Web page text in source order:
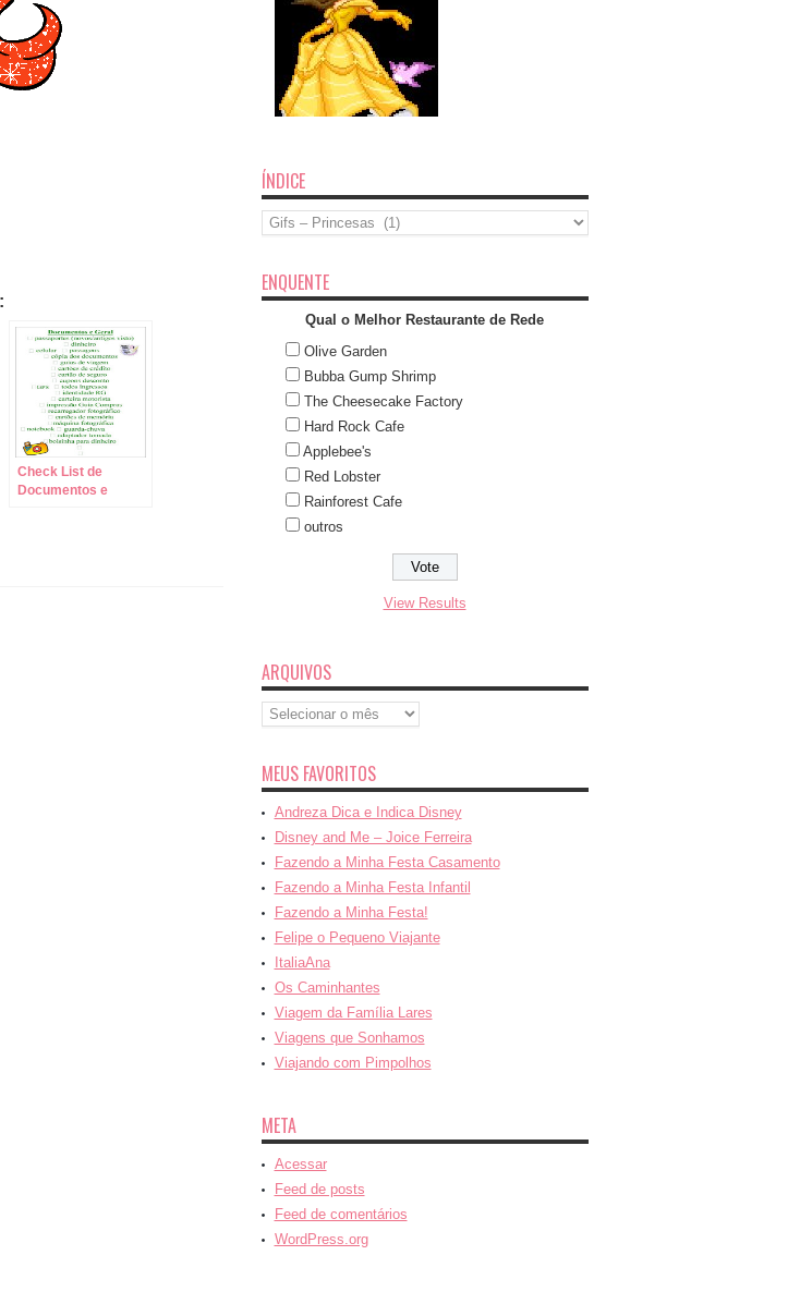
Check List de
Documentos e
ÍNDICE
Índice
ENQUENTE
Qual o Melhor Restaurante de Rede
Olive Garden
Bubba Gump Shrimp
The Cheesecake Factory
Hard Rock Cafe
Applebee's
Red Lobster
Rainforest Cafe
outros
View Results
ARQUIVOS
Arquivos
MEUS FAVORITOS
Andreza Dica e Indica Disney
Disney and Me – Joice Ferreira
Fazendo a Minha Festa Casamento
Fazendo a Minha Festa Infantil
Fazendo a Minha Festa!
Felipe o Pequeno Viajante
ItaliaAna
Os Caminhantes
Viagem da Família Lares
Viagens que Sonhamos
Viajando com Pimpolhos
META
Acessar
Feed de posts
Feed de comentários
WordPress.org